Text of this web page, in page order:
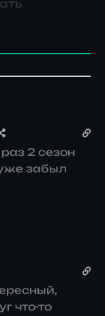
2 сезон
забыл
что-то